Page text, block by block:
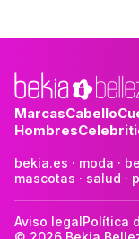
MarcasCabello
Hombres
bekia.es · moda ·
mascotas · salud ·
Aviso legalPolítica